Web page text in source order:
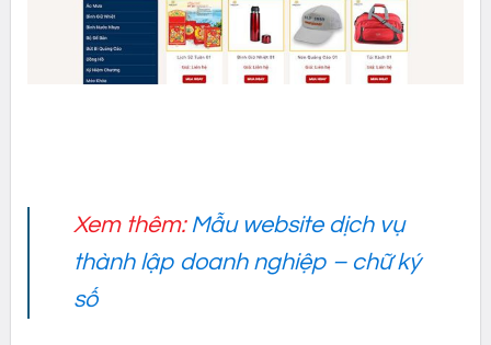
Xem thêm: Mẫu website dịch vụ
thành lập doanh nghiệp – chữ ký
số